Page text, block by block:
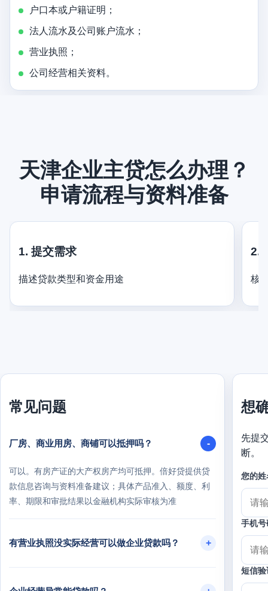
户口本或户籍证明；
法人流水及公司账户流水；
营业执照；
公司经营相关资料。
天津企业主贷怎么办理？
申请流程与资料准备
1. 提交需求
描述贷款类型和资金用途
2.
核
常见问题
厂房、商业用房、商铺可以抵押吗？
可以。有房产证的大产权房产均可抵押。倍好贷提供贷
款信息咨询与资料准备建议；具体产品准入、额度、利
率、期限和审批结果以金融机构实际审核为准
有营业执照没实际经营可以做企业贷款吗？
想
先提
断。
您的姓
手机号
短信